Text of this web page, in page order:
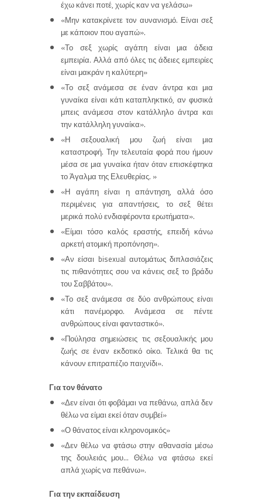
έχω κάνει ποτέ, χωρίς καν να γελάσω»
«Μην κατακρίνετε τον αυνανισμό. Είναι σεξ
με κάποιον που αγαπώ».
«Το σεξ χωρίς αγάπη είναι μια άδεια
εμπειρία. Αλλά από όλες τις άδειες εμπειρίες
είναι μακράν η καλύτερη»
«Το σεξ ανάμεσα σε έναν άντρα και μια
γυναίκα είναι κάτι καταπληκτικό, αν φυσικά
μπεις ανάμεσα στον κατάλληλο άντρα και
την κατάλληλη γυναίκα».
«Η σεξουαλική μου ζωή είναι μια
καταστροφή. Την τελευταία φορά που ήμουν
μέσα σε μια γυναίκα ήταν όταν επισκέφτηκα
το Άγαλμα της Ελευθερίας. »
«Η αγάπη είναι η απάντηση, αλλά όσο
περιμένεις για απαντήσεις, το σεξ θέτει
μερικά πολύ ενδιαφέροντα ερωτήματα».
«Είμαι τόσο καλός εραστής, επειδή κάνω
αρκετή ατομική προπόνηση».
«Αν είσαι bisexual αυτομάτως διπλασιάζεις
τις πιθανότητες σου να κάνεις σεξ το βράδυ
του Σαββάτου».
«Το σεξ ανάμεσα σε δύο ανθρώπους είναι
κάτι πανέμορφο. Ανάμεσα σε πέντε
ανθρώπους είναι φανταστικό».
«Πούλησα σημειώσεις τις σεξουαλικής μου
ζωής σε έναν εκδοτικό οίκο. Τελικά θα τις
κάνουν επιτραπέζιο παιχνίδι».
Για τον θάνατο
«Δεν είναι ότι φοβάμαι να πεθάνω, απλά δεν
θέλω να είμαι εκεί όταν συμβεί»
«Ο θάνατος είναι κληρονομικός»
«Δεν θέλω να φτάσω στην αθανασία μέσω
της δουλειάς μου… Θέλω να φτάσω εκεί
απλά χωρίς να πεθάνω».
Για την εκπαίδευση